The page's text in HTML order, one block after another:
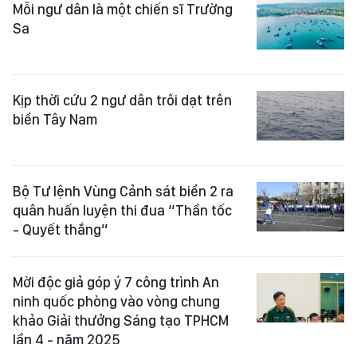
Mỗi ngư dân là một chiến sĩ Trường
Sa
Kịp thời cứu 2 ngư dân trôi dạt trên
biển Tây Nam
Bộ Tư lệnh Vùng Cảnh sát biển 2 ra
quân huấn luyện thi đua “Thần tốc
- Quyết thắng”
Mời độc giả góp ý 7 công trình An
ninh quốc phòng vào vòng chung
khảo Giải thưởng Sáng tạo TPHCM
lần 4 - năm 2025